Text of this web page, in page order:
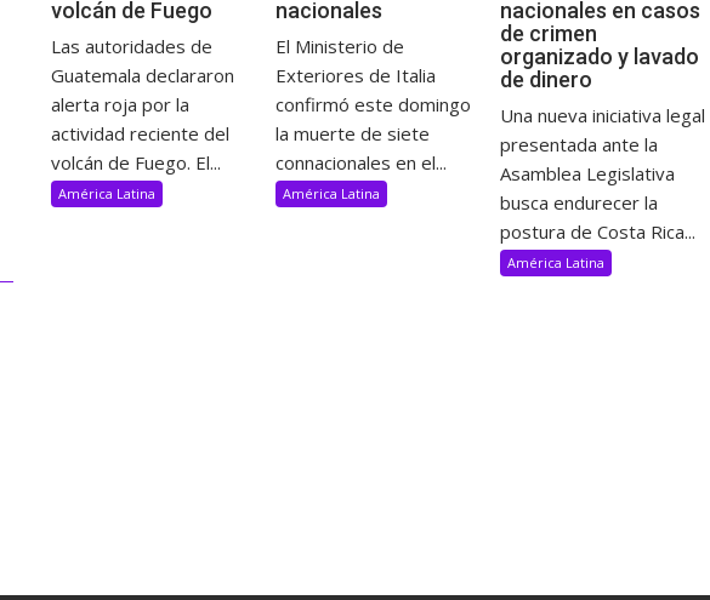
volcán de Fuego
Las autoridades de
Guatemala declararon
alerta roja por la
actividad reciente del
volcán de Fuego. El...
América Latina
nacionales
El Ministerio de
Exteriores de Italia
confirmó este domingo
la muerte de siete
connacionales en el...
América Latina
nacionales en casos
de crimen
organizado y lavado
de dinero
Una nueva iniciativa legal
presentada ante la
Asamblea Legislativa
busca endurecer la
postura de Costa Rica...
América Latina